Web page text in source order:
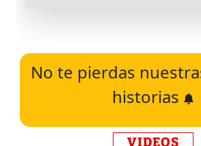
No te pierdas
historias
VIDEOS